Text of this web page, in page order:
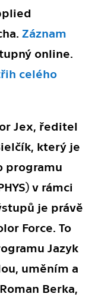
Záznam
online.
celého
Jex, ředitel
který je
programu
v rámci
je právě
Force. To
Jazyk
uměním a
Berka,